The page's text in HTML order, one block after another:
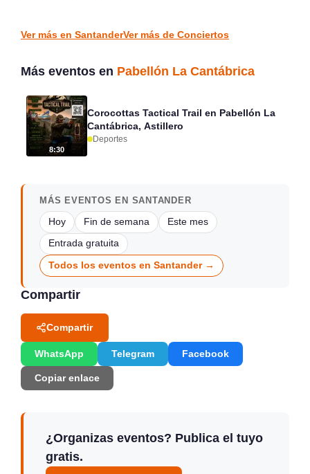
Ver más en SantanderVer más de Conciertos
Más eventos en Pabellón La Cantábrica
8:30
Corocottas Tactical Trail en Pabellón La
Cantábrica, Astillero
Deportes
MÁS EVENTOS EN SANTANDER
Hoy Fin de semana Este mes
Entrada gratuita
Todos los eventos en Santander →
Compartir
Compartir
WhatsApp Telegram Facebook
Copiar enlace
¿Organizas eventos? Publica el tuyo
gratis.